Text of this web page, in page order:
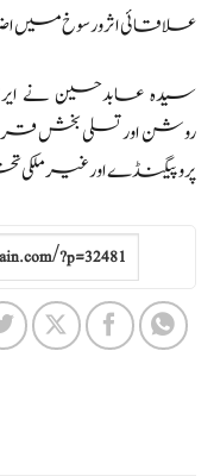
علاقائی اثر و رسوخ
سیدہ عابدحسین نے
روشن اور تسلی بخش قرار
پروپیگنڈے اور غیر ملکی